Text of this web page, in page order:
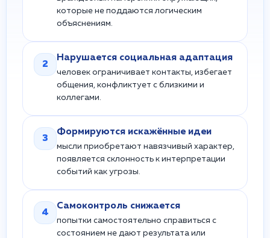
которые не поддаются логическим
объяснениям.
2
Нарушается социальная адаптация
человек ограничивает контакты, избегает
общения, конфликтует с близкими и
коллегами.
3
Формируются искажённые идеи
мысли приобретают навязчивый характер,
появляется склонность к интерпретации
событий как угрозы.
4
Самоконтроль снижается
попытки самостоятельно справиться с
состоянием не дают результата или